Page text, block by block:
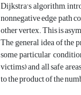
Dijkstra's algorithm,
nonnegative edge path
other vertex. This is
The general idea of the
some particular
victims) and all safe
to the product of the